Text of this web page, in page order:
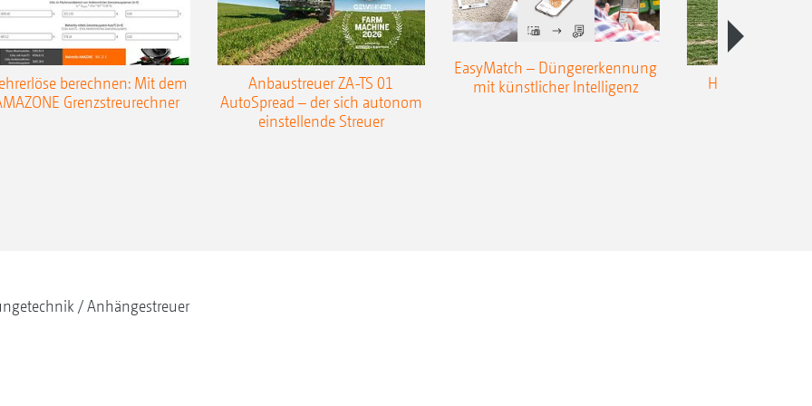
Streuscheibendrehzahl
in Keilen. In
berechnen: Mit dem
Grenzstreurechner
Anbaustreuer ZA-TS 01
AutoSpread – der sich autonom
einstellende Streuer
EasyMatch – Düngererkennung
mit künstlicher Intelligenz
Hangstreuen -
Anhängestreuer